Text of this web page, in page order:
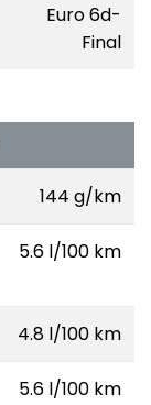
Euro 6d-
Final
144 g/km
5.6 l/100 km
4.8 l/100 km
5.6 l/100 km